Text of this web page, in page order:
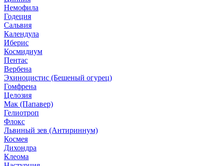
Немофила
Годеция
Сальвия
Календула
Иберис
Космидиум
Пентас
Вербена
Эхиноцистис (Бешеный огурец)
Гомфрена
Целозия
Мак (Папавер)
Гелиотроп
Флокс
Львиный зев (Антириннум)
Космея
Дихондра
Клеома